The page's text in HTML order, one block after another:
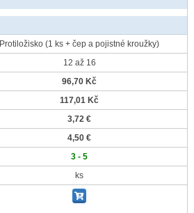
Protiložisko (1 ks + čep a pojistné kroužky)
12 až 16
96,70 Kč
117,01 Kč
3,72 €
4,50 €
3 - 5
ks